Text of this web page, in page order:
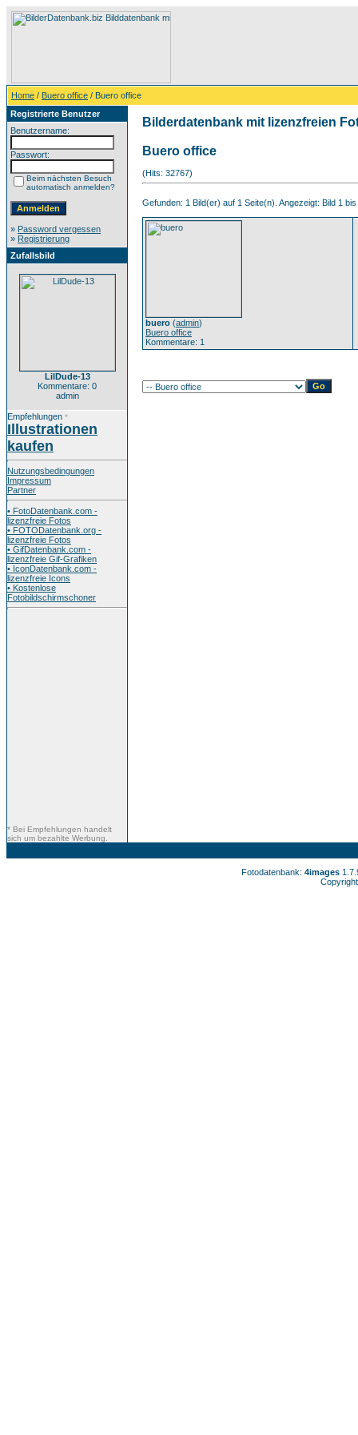
Home / Buero office / Buero office
Registrierte Benutzer
Benutzername:
Passwort:
Beim nächsten Besuch
automatisch anmelden?
» Password vergessen
» Registrierung
Zufallsbild
LilDude-13
Kommentare: 0
admin
Empfehlungen *
Illustrationen
kaufen
Nutzungsbedingungen
Impressum
Partner
• FotoDatenbank.com -
lizenzfreie Fotos
• FOTODatenbank.org -
lizenzfreie Fotos
• GifDatenbank.com -
lizenzfreie Gif-Grafiken
• IconDatenbank.com -
lizenzfreie Icons
• Kostenlose
Fotobildschirmschoner
* Bei Empfehlungen handelt
sich um bezahlte Werbung.
Bilderdatenbank mit lizenzfreien
Buero office
(Hits: 32767)
Gefunden: 1 Bild(er) auf 1 Seite(n). Angezeigt: Bild 1 bis
buero (admin)
Buero office
Kommentare: 1
Fotodatenbank: 4images